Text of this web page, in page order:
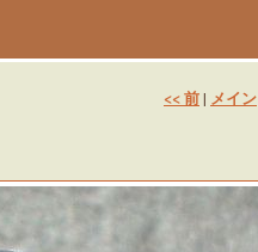
<< 前| メイン